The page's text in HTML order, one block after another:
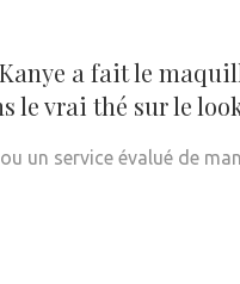
a fait le
le vrai thé sur le
un service évalué de